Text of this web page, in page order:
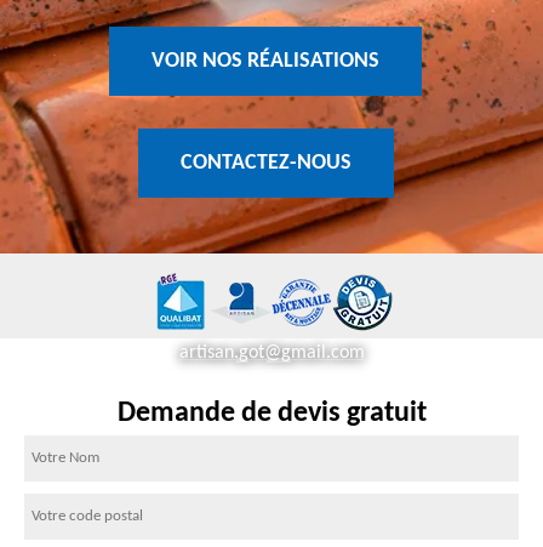
VOIR NOS RÉALISATIONS
CONTACTEZ-NOUS
artisan.got@gmail.com
Demande de devis gratuit